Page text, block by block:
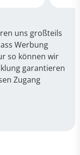
uns großteils
Werbung
so können wir
garantieren
Zugang